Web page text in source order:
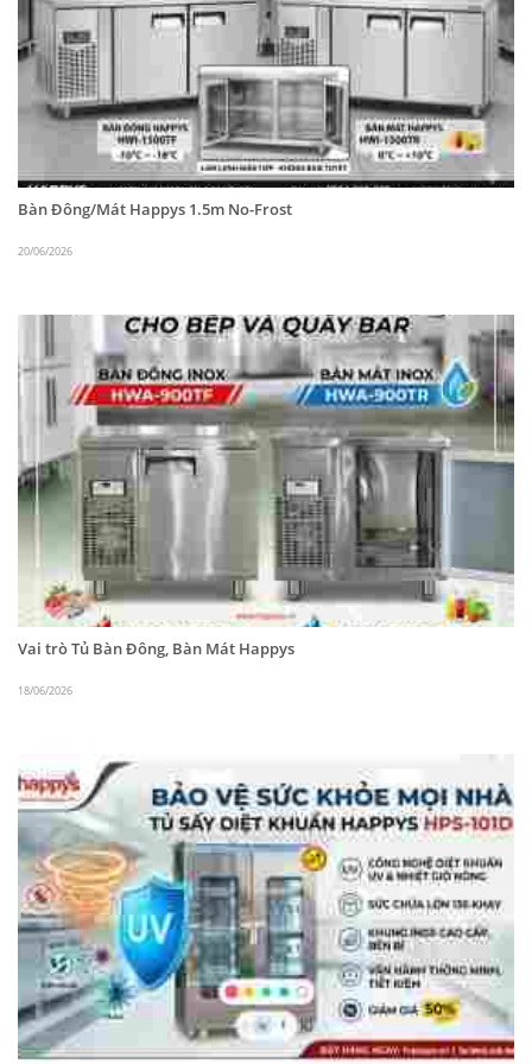
tích lớn, hiệu suất làm lạnh tối ưu, tiết kiệm diện
tích và giá thành hợp lý là những ưu điểm vượt trội
khiến cho thiết bị từ thương hiệu Happys được
nhiều khách hàng lựa chọn và tin dùng.
Tủ đông 4 cánh Happys HWA-45CF
Tủ cấp đông công nghiệp Happys HWA-45CF
được sản xuất với chất liệu bằng inox, chất liệu
tốt nhất hiện nay, tủ bền đẹp theo thời gian,
sáng bóng, dễ dàng vệ sinh lau chùi, thiết kế nhỏ
không mất nhiều thời gian. Tủ làm mát công
nghiệp này được thiết kế với các cạnh bo tròn,
đảm bảo an toàn cho người dùng trong quá
trình sử dụng, dưới đáy có chân đứng cùng
bánh xe chịu lực nên người dùng có thể dễ dàng
di chuyển khắp mọi nơi trong gian bếp.
Tủ đông công nghiệp 4 cánh Happys HWA-45CF
có bảng điều khiển điện tử hiển thị nhiệt độ bên
ngoài nên người dùng có thể dễ dàng quan sát
và đều chỉnh nhiệt độ phù hợp với mục đích sử
Bàn Đông/Mát Happys 1.5m No-Frost
20/06/2026
Vai trò Tủ Bàn Đông, Bàn Mát Happys
18/06/2026